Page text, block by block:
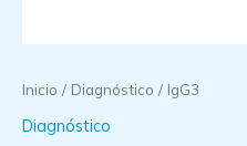
Inicio / Diagnóstico / IgG3
Diagnóstico